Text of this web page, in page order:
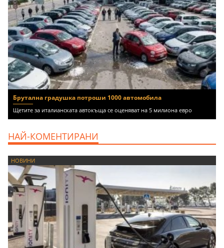
Брутална градушка потроши 1000 автомобила
Щетите за италианската автокъща се оценяват на 5 милиона евро
НАЙ-КОМЕНТИРАНИ
НОВИНИ